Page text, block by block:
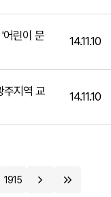
린이 문
14.11.10
주지역 교
14.11.10
1915